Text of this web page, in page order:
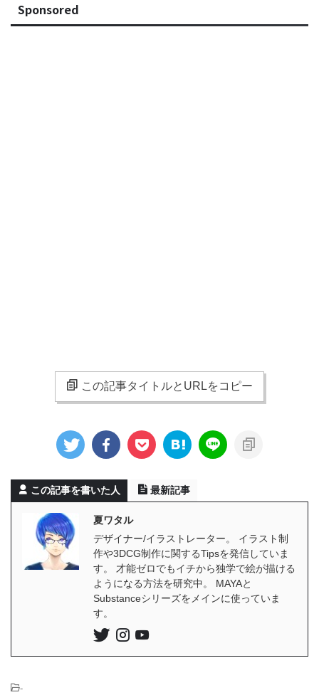
Sponsored
この記事タイトルとURLをコピー
この記事を書いた人 最新記事
夏ワタル
デザイナー/イラストレーター。 イラスト制
作や3DCG制作に関するTipsを発信していま
す。 才能ゼロでもイチから独学で絵が描ける
ようになる方法を研究中。 MAYAと
Substanceシリーズをメインに使っていま
す。
-